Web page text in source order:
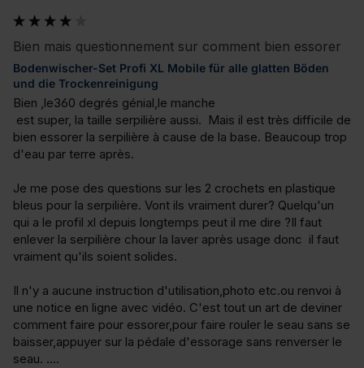
Bien mais questionnement sur comment bien essorer
Bodenwischer-Set Profi XL Mobile für alle glatten Böden
und die Trockenreinigung
Bien ,le360 degrés génial,le manche
bien essorer la serpilière à cause de la base. Beaucoup trop
d'eau par terre après.
Je me pose des questions sur les 2 crochets en plastique
bleus pour la serpilière. Vont ils vraiment durer? Quelqu'un
qui a le profil xl depuis longtemps peut il me dire ?Il faut
enlever la serpilière chour la laver après usage donc  il faut
vraiment qu'ils soient solides.
Il n'y a aucune instruction d'utilisation,photo etc.ou renvoi à
une notice en ligne avec vidéo. C'est tout un art de deviner
comment faire pour essorer,pour faire rouler le seau sans se
baisser,appuyer sur la pédale d'essorage sans renverser le
seau. ....